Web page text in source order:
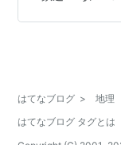
ンキング参加中
グ参加中鉄道趣
はてなブログ > 地理
はてなブログ タグとは